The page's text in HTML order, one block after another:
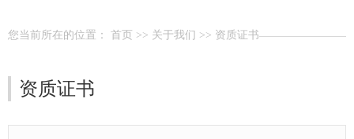
您当前所在的位置： 首页 >> 关于我们 >> 资质证书
资质证书